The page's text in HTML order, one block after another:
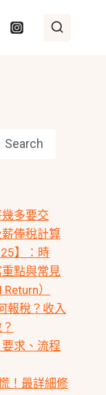
Search
幾多要交
俸稅計算
】：時
點與常見
）
報稅？收入
求、流程
！最詳細修